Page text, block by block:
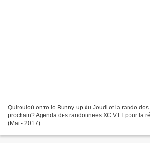
Quirouloù entre le Bunny-up du Jeudi et la rando
prochain? Agenda des randonnees XC VTT pour la
(Mai - 2017)